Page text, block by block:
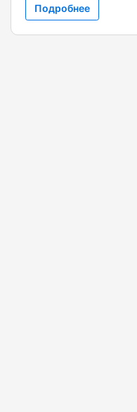
Подробнее